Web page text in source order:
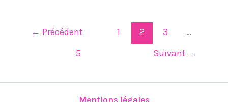
← Précédent 1 2 3
…
5
Suivant →